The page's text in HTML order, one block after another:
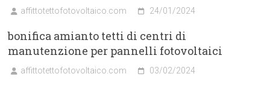
affittotettofotovoltaico.com 24/01/2024
bonifica amianto tetti di centri di
manutenzione per pannelli fotovoltaici
affittotettofotovoltaico.com 03/02/2024